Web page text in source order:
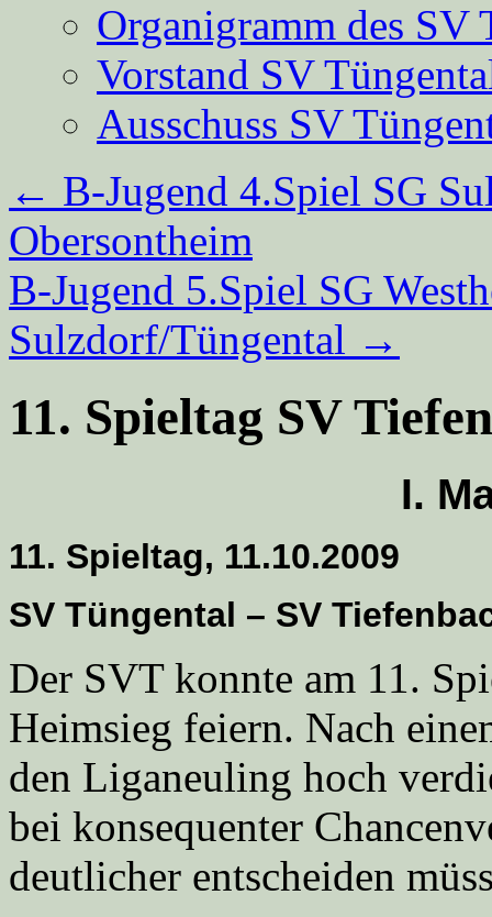
Organigramm des SV
Vorstand SV
Ausschuss SV
← B-Jugend 4.Spiel SG
Obersontheim
B-Jugend 5.Spiel SG
Sulzdorf/Tüngental →
11. Spieltag SV
I.
11. Spieltag, 11.10.2009
SV Tüngental – SV
Der SVT konnte am 11.
Heimsieg feiern. Nach
den Liganeuling hoch
bei konsequenter
deutlicher entscheiden